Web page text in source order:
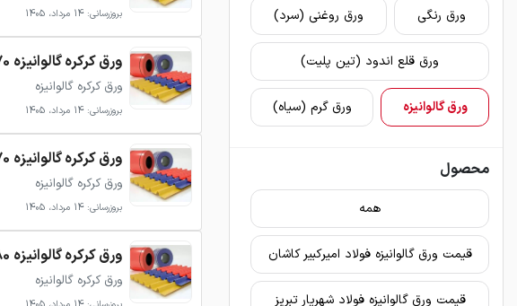
ورق رنگی ورق روغنی (سرد)
ورق قلع اندود (تین پلیت)
ورق گالوانیزه ورق گرم (سیاه)
محصول
همه
قیمت ورق گالوانیزه فولاد امیرکبیر کاشان
قیمت ورق گالوانیزه فولاد شهریار تبریز
بروزرسانی: 14 مرداد، 1405
ورق کرکره گالوانیزه 70 کوتاه
ورق کرکره گالوانیزه
بروزرسانی: 14 مرداد، 1405
ورق کرکره گالوانیزه 70 بلند
ورق کرکره گالوانیزه
بروزرسانی: 14 مرداد، 1405
ورق کرکره گالوانیزه 80 کوتاه
ورق کرکره گالوانیزه